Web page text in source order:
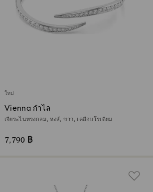
ใหม่
Vienna กำไล
เจียระไนทรงกลม, หงส์, ขาว, เคลือบโรเดียม
7,790 ฿